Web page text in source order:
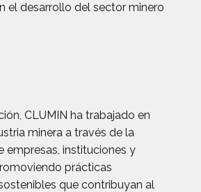
el desarrollo del sector minero
CLUMIN ha trabajado en
minera a través de la
empresas, instituciones y
prácticas
que contribuyan al